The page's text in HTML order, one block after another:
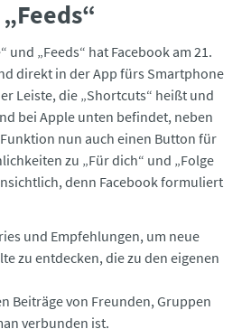
und „Feeds“ hat Facebook am 21.
direkt in der App fürs Smartphone
Leiste, die „Shortcuts“ heißt und
bei Apple unten befindet, neben
nun auch einen Button für
zu „Für dich“ und „Folge
denn Facebook formuliert
und Empfehlungen, um neue
zu entdecken, die zu den eigenen
Beiträge von Freunden, Gruppen
verbunden ist.